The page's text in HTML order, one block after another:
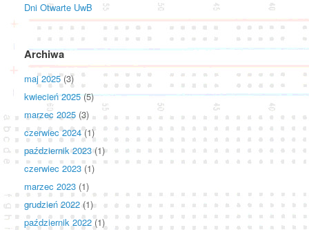
Dni Otwarte UwB
Archiwa
maj 2025(3)
kwiecień 2025(5)
marzec 2025 (3)
czerwiec 2024(1)
październik 2023(1)
czerwiec 2023 (1)
marzec 2023 (1)
grudzień 2022(1)
październik 2022(1)